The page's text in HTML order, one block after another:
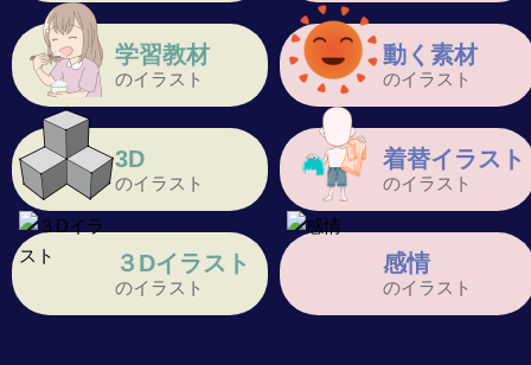
学習教材
のイラスト
動く素材
のイラスト
3D
のイラスト
着替イラスト
のイラスト
３Dイラスト
のイラスト
感情
のイラスト